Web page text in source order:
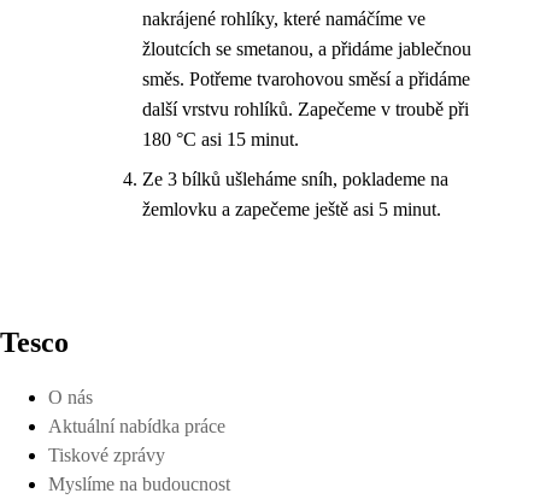
nakrájené rohlíky, které namáčíme ve
žloutcích se smetanou, a přidáme jablečnou
směs. Potřeme tvarohovou směsí a přidáme
další vrstvu rohlíků. Zapečeme v troubě při
180 °C asi 15 minut.
Ze 3 bílků ušleháme sníh, poklademe na
žemlovku a zapečeme ještě asi 5 minut.
Tesco
O nás
Aktuální nabídka práce
Tiskové zprávy
Myslíme na budoucnost